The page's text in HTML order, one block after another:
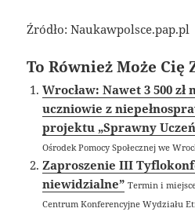
Źródło: Naukawpolsce.pap.pl
To Również Może Cię
Wrocław: Nawet 3 500 zł
uczniowie z
projektu „Sprawny
Ośrodek Pomocy Społecznej we
Zaproszenie III
niewidzialne” Termin i
Centrum Konferencyjne Wydziału